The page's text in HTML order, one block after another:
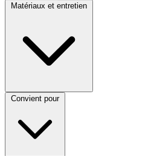
Matériaux et entretien
Convient pour